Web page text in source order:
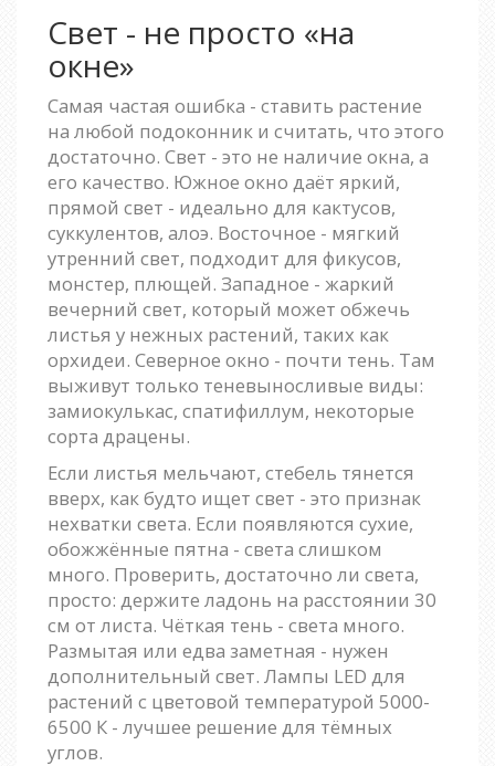
Свет - не просто «на
окне»
Самая частая ошибка - ставить растение
на любой подоконник и считать, что этого
достаточно. Свет - это не наличие окна, а
его качество. Южное окно даёт яркий,
прямой свет - идеально для кактусов,
суккулентов, алоэ. Восточное - мягкий
утренний свет, подходит для фикусов,
монстер, плющей. Западное - жаркий
вечерний свет, который может обжечь
листья у нежных растений, таких как
орхидеи. Северное окно - почти тень. Там
выживут только теневыносливые виды:
замиокулькас, спатифиллум, некоторые
сорта драцены.
Если листья мельчают, стебель тянется
вверх, как будто ищет свет - это признак
нехватки света. Если появляются сухие,
обожжённые пятна - света слишком
много. Проверить, достаточно ли света,
просто: держите ладонь на расстоянии 30
см от листа. Чёткая тень - света много.
Размытая или едва заметная - нужен
дополнительный свет. Лампы LED для
растений с цветовой температурой 5000-
6500 К - лучшее решение для тёмных
углов.